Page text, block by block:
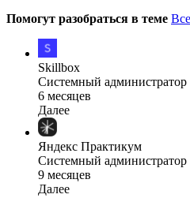
Помогут разобраться в теме
Skillbox
Системный администратор
6 месяцев
Далее
Яндекс Практикум
Системный
9 месяцев
Далее